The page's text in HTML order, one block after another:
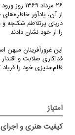
۲۶ مرداد
از آن، یادآور
دریای پرتلاطم شکنجه
را از خود نشان دادند.
این غرورآفرینان میهن
فداکاری صلابت و
ظلم‌ستیزی خود را
امتیاز
کیفیت هنری و